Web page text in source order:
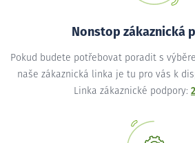
Nonstop zákaznická
Pokud budete potřebovat poradit s
naše zákaznická linka je tu pro vás k
Linka zákaznické podpory: